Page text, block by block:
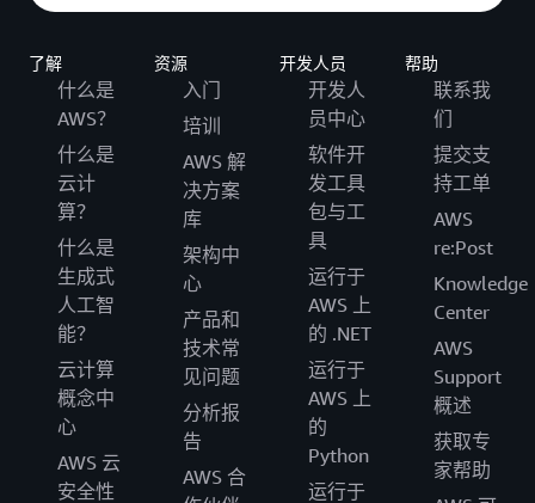
了解
什么是
AWS？
什么是
云计
算？
什么是
生成式
人工智
能？
云计算
概念中
心
AWS 云
安全性
资源
入门
培训
AWS 解
决方案
库
架构中
心
产品和
技术常
见问题
分析报
告
AWS 合
开发人员
开发人
员中心
软件开
发工具
包与工
具
运行于
AWS 上
的 .NET
运行于
AWS 上
的
Python
运行于
帮助
联系我
们
提交支
持工单
AWS
re:Post
Knowledge
Center
AWS
Support
概述
获取专
家帮助